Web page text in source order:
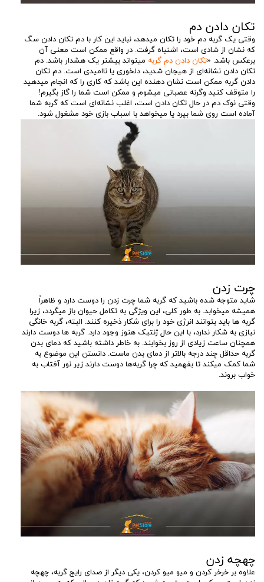
تکان دادن دم
وقتی یک گربه دم خود را تکان میدهد، نباید این کار با دم تکان دادن سگ
که نشان از شادی است، اشتباه گرفت. در واقع ممکن است معنی آن
برعکس باشد. «تکان دادن دم گربه میتواند بیشتر یک هشدار باشد. دم
تکان دادن نشانه‌ای از هیجان شدید، دلخوری یا ناامیدی است. دم تکان
دادن گربه ممکن است نشان دهنده این باشد که کاری را که انجام میدهید
را متوقف کنید وگرنه عصبانی میشوم و ممکن است شما را گاز بگیرم!
وقتی نوک دم در حال تکان دادن است، اغلب نشانه‌ای است که گربه شما
آماده است روی شما بپرد یا میخواهد با اسباب بازی خود مشغول شود.
چرت زدن
شاید متوجه شده باشید که گربه شما چرت زدن را دوست دارد و ظاهراً
همیشه میخوابد. به طور کلی، این ویژگی به تکامل حیوان باز میگردد، زیرا
گربه‌ ها باید بتوانند انرژی خود را برای شکار ذخیره کنند. البته، گربه خانگی
نیازی به شکار ندارد، با این حال ژنتیک هنوز وجود دارد. گربه‌ ها دوست دارند
همچنان ساعت زیادی از روز بخوابند. به خاطر داشته باشید که دمای بدن
گربه حداقل چند درجه بالاتر از دمای بدن ماست. دانستن این موضوع به
شما کمک میکند تا بفهمید که چرا گربه‌ها دوست دارند زیر نور آفتاب به
خواب بروند.
چهچه زدن
علاوه بر خرخر کردن و میو میو کردن، یکی دیگر از صدای رایج گربه، چهچه